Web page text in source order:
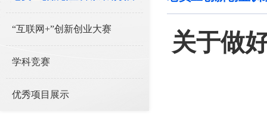
“互联网+”创新创业大赛
学科竞赛
优秀项目展示
关于做